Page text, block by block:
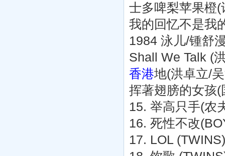
士多啤梨苹果橙
我的回忆不是我
1984 泳儿/锺舒
Shall We Talk (
香港地(洪卓立/
挥著翅膀的女孩(
15. 举高只手(农
16. 死性不改
17. LOL (TWINS)